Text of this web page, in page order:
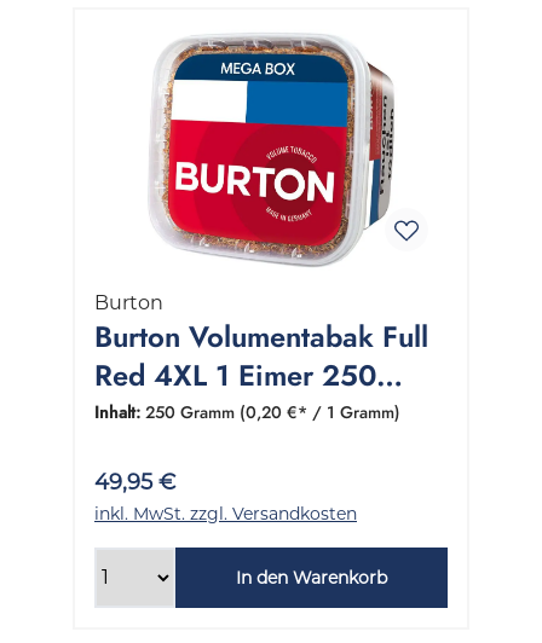
Burton
Burton Volumentabak Full
Red 4XL 1 Eimer 250
Gramm
Inhalt: 250 Gramm (0,20 €* / 1 Gramm)
49,95 €
inkl. MwSt. zzgl. Versandkosten
In den Warenkorb